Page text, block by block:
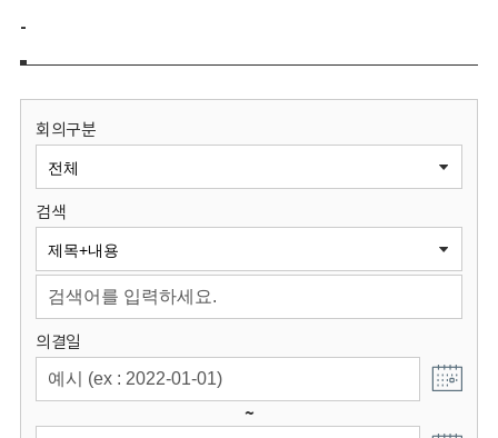
보
원
회
-
회의구분
검색
의결일
~